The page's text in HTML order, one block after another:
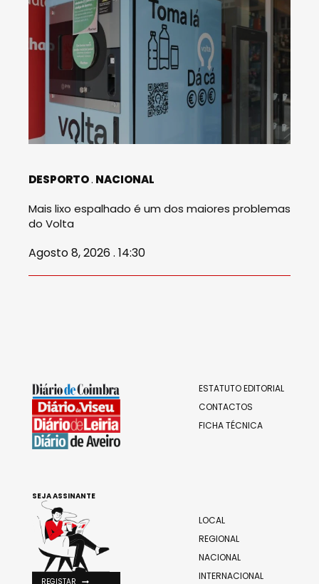
DESPORTO NACIONAL
Mais lixo espalhado é um dos maiores problemas
do Volta
Agosto 8, 2026 . 14:30
ESTATUTO EDITORIAL
CONTACTOS
FICHA TÉCNICA
LOCAL
REGIONAL
NACIONAL
INTERNACIONAL
SEJA ASSINANTE
REGISTAR